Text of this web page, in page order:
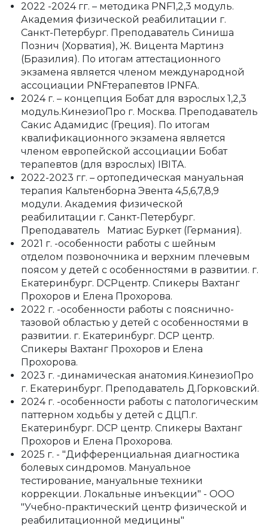
2022 -2024 гг. – методика PNF1,2,3 модуль.
Академия физической реабилитации г.
Санкт-Петербург. Преподаватель Синиша
Познич (Хорватия), Ж. Вицента Мартинз
(Бразилия). По итогам аттестационного
экзамена является членом международной
ассоциации PNFтерапевтов IPNFA.
2024 г. – концепция Бобат для взрослых 1,2,3
модуль.КинезиоПро г. Москва. Преподаватель
Сакис Адамидис (Греция). По итогам
квалификационного экзамена является
членом европейской ассоциации Бобат
терапевтов (для взрослых) IBITA.
2022-2023 гг. – ортопедическая мануальная
терапия Кальтенборна Эвента 4,5,6,7,8,9
модули. Академия физической
реабилитации г. Санкт-Петербург.
Преподаватель Матиас Буркет (Германия).
2021 г. -особенности работы с шейным
отделом позвоночника и верхним плечевым
поясом у детей с особенностями в развитии. г.
Екатеринбург. DCPцентр. Спикеры Вахтанг
Прохоров и Елена Прохорова.
2022 г. -особенности работы с пояснично-
тазовой областью у детей с особенностями в
развитии. г. Екатеринбург. DCP центр.
Спикеры Вахтанг Прохоров и Елена
Прохорова.
2023 г. -динамическая анатомия.КинезиоПро
г. Екатеринбург. Преподаватель Д.Горковский.
2024 г. -особенности работы с патологическим
паттерном ходьбы у детей с ДЦП.г.
Екатеринбург. DCP центр. Спикеры Вахтанг
Прохоров и Елена Прохорова.
2025 г. - "Дифференциальная диагностика
болевых синдромов. Мануальное
тестирование, мануальные техники
коррекции. Локальные инъекции" - ООО
"Учебно-практический центр физической и
реабилитационной медицины"